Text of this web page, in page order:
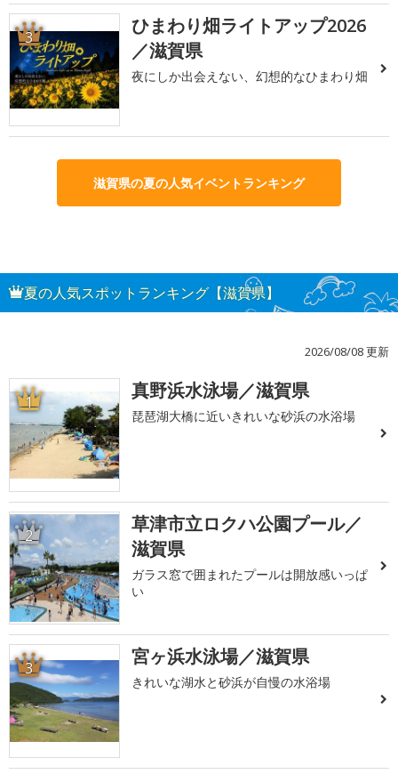
3
ひまわり畑ライトアップ2026
／滋賀県
夜にしか出会えない、幻想的なひまわり畑
滋賀県の夏の人気イベントランキング
夏の人気スポットランキング【滋賀県】
2026/08/08 更新
1 真野浜水泳場／滋賀県
琵琶湖大橋に近いきれいな砂浜の水浴場
2
草津市立ロクハ公園プール／
滋賀県
ガラス窓で囲まれたプールは開放感いっぱ
い
3 宮ヶ浜水泳場／滋賀県
きれいな湖水と砂浜が自慢の水浴場